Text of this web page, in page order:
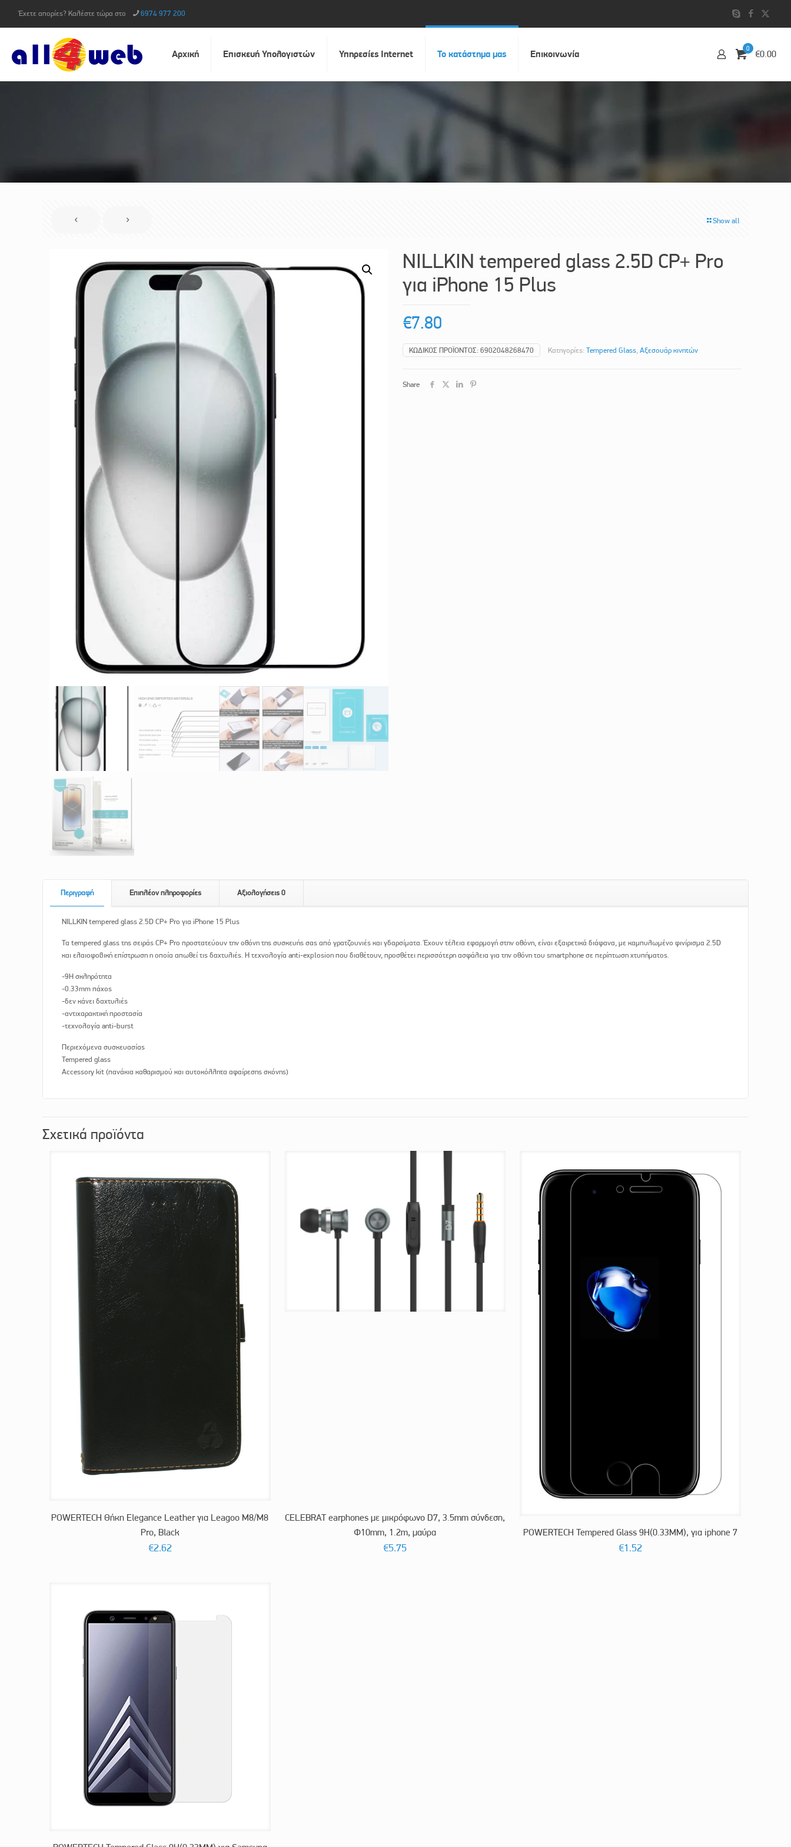
Έχετε απορίες? Καλέστε τώρα στο 6974 977 200
Αρχική Επισκευή Υπολογιστών Υπηρεσίες Internet Το κατάστημα μας Επικοινωvία 0 €0.00
Show all
NILLKIN tempered glass 2.5D CP+ Pro
για iPhone 15 Plus
€7.80
ΚΩΔΙΚΌΣ ΠΡΟΪΌΝΤΟΣ: 6902048268470 Κατηγορίες: Tempered Glass, Αξεσουάρ κινητών
Share
Περιγραφή Επιπλέον πληροφορίες Αξιολογήσεις 0
NILLKIN tempered glass 2.5D CP+ Pro για iPhone 15 Plus
Τα tempered glass της σειράς CP+ Pro προστατεύουν την οθόνη της συσκευής σας από γρατζουνιές και γδαρσίματα. Έχουν τέλεια εφαρμογή στην οθόνη, είναι εξαιρετικά διάφανα, με καμπυλωμένο φινίρισμα 2.5D
και ελαιοφοβική επίστρωση η οποία απωθεί τις δαχτυλιές. H τεχνολογία anti-explosion που διαθέτουν, προσθέτει περισσότερη ασφάλεια για την οθόνη του smartphone σε περίπτωση χτυπήματος.
-9H σκληρότητα
-0.33mm πάχος
-δεν κάνει δαχτυλιές
-αντιχαρακτική προστασία
-τεχνολογία anti-burst
Περιεχόμενα συσκευασίας
Tempered glass
Accessory kit (πανάκια καθαρισμού και αυτοκόλλητα αφαίρεσης σκόνης)
Σχετικά προϊόντα
POWERTECH Θήκη Elegance Leather για Leagoo M8/M8
Pro, Black
€2.62
CELEBRAT earphones με μικρόφωνο D7, 3.5mm σύνδεση,
Φ10mm, 1.2m, μαύρα
€5.75
POWERTECH Tempered Glass 9H(0.33MM), για iphone 7
€1.52